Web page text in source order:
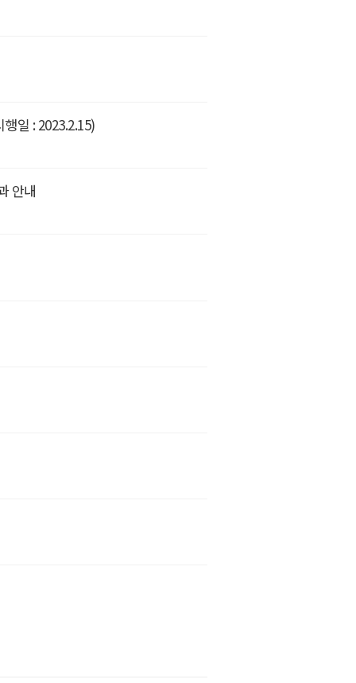
일 : 2023.2.15)
안내